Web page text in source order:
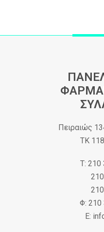
Πειραιώς
ΤΚ
Τ: 210
Φ: 210
Ε: